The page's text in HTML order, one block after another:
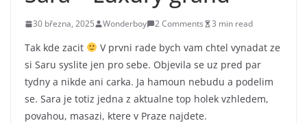
30 března, 2025 Wonderboy 2 Comments 3 min read
Tak kde zacit
V prvni rade bych vam chtel vynadat ze
si Saru syslite jen pro sebe. Objevila se uz pred par
tydny a nikde ani carka. Ja hamoun nebudu a podelim
se. Sara je totiz jedna z aktualne top holek vzhledem,
povahou, masazi, ktere v Praze najdete.